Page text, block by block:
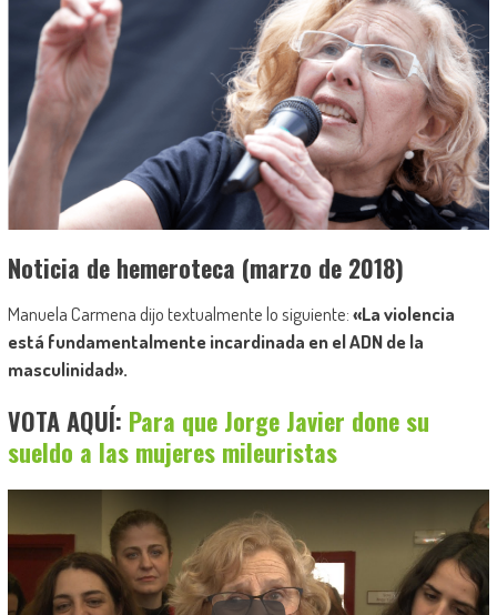
Noticia de hemeroteca (marzo de 2018)
Manuela Carmena dijo textualmente lo siguiente:«La violencia
está fundamentalmente incardinada en el ADN de la
masculinidad».
VOTA AQUÍ: Para que Jorge Javier done su
sueldo a las mujeres mileuristas